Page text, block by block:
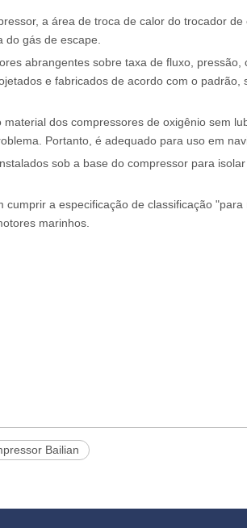
a área de troca de calor do trocador
gás de escape.
abrangentes sobre taxa de fluxo, pressão,
e fabricados de acordo com o padrão,
dos compressores de oxigênio sem
Portanto, é adequado para uso em
sob a base do compressor para
a especificação de classificação
marinhos.
Bailian